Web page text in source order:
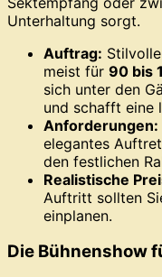
Unterhaltung sorgt.
Auftrag:
meist für 90 bis
sich unter den
und schafft eine
Anforderungen:
elegantes
den festlichen
Realistische
Auftritt sollten
einplanen.
Die Bühnenshow